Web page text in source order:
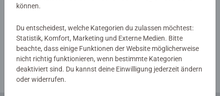
Richtlinien für Bewertungen
können.
Du entscheidest, welche Kategorien du zulassen möchtest:
Statistik, Komfort, Marketing und Externe Medien. Bitte
beachte, dass einige Funktionen der Website möglicherweise
nicht richtig funktionieren, wenn bestimmte Kategorien
deaktiviert sind. Du kannst deine Einwilligung jederzeit ändern
oder widerrufen.